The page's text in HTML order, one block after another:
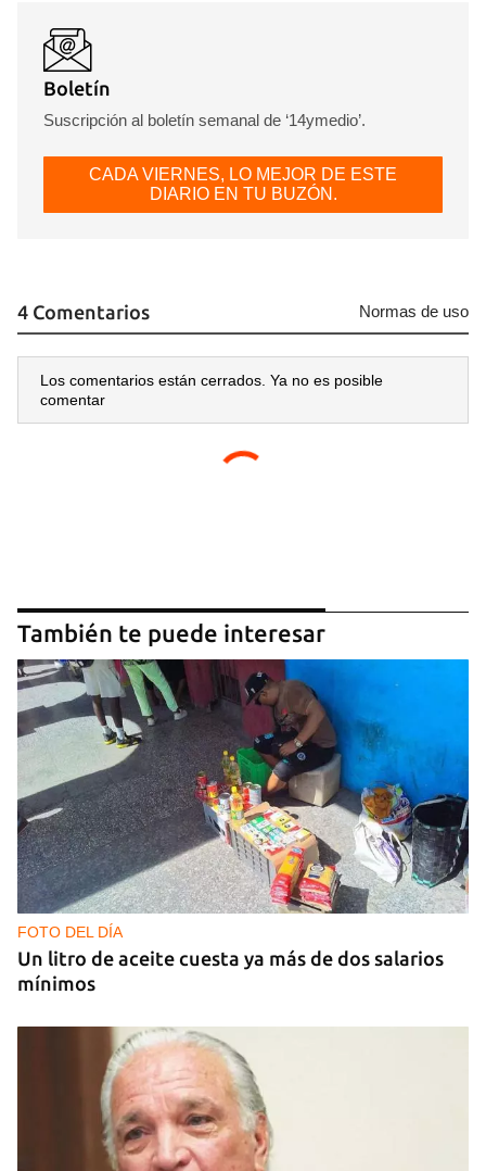
Boletín
Suscripción al boletín semanal de ‘14ymedio’.
CADA VIERNES, LO MEJOR DE ESTE
DIARIO EN TU BUZÓN.
4 Comentarios Normas de uso
Los comentarios están cerrados. Ya no es posible
comentar
También te puede interesar
FOTO DEL DÍA
Un litro de aceite cuesta ya más de dos salarios
mínimos